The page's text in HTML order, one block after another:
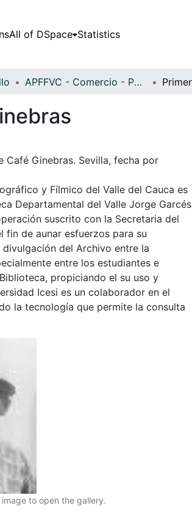
All of DSpace Statistics
APFFVC - Comercio - Patrimonial
Café Ginebras. Sevilla, fecha por
y Fílmico del Valle del Cauca es
Departamental del Valle Jorge Garcés
suscrito con la Secretaria del
fin de aunar esfuerzos para su
del Archivo entre la
entre los estudiantes e
propiciando el su uso y
Icesi es un colaborador en el
la tecnología que permite la consulta
to open the gallery.